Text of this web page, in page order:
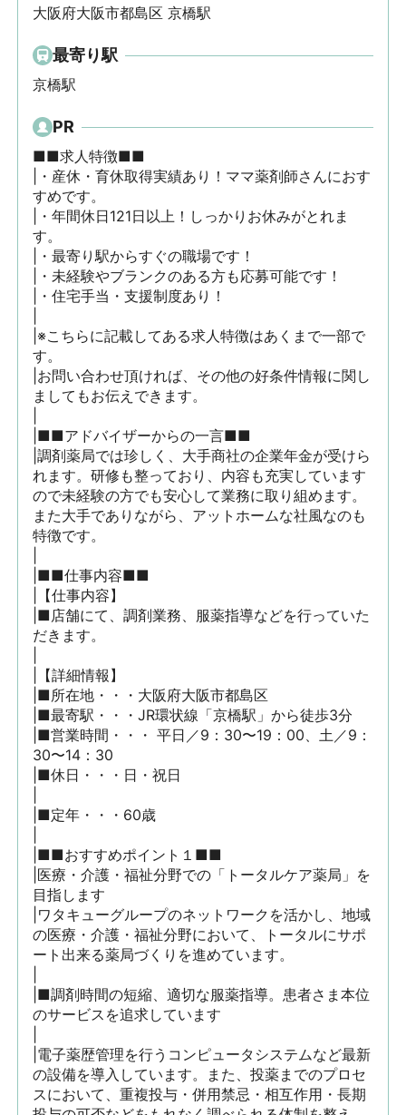
大阪府大阪市都島区 京橋駅
最寄り駅
京橋駅
PR
■■求人特徴■■
|・産休・育休取得実績あり！ママ薬剤師さんにおす
すめです。
|・年間休日121日以上！しっかりお休みがとれま
す。
|・最寄り駅からすぐの職場です！
|・未経験やブランクのある方も応募可能です！
|・住宅手当・支援制度あり！
|※こちらに記載してある求人特徴はあくまで一部で
す。
|お問い合わせ頂ければ、その他の好条件情報に関し
ましてもお伝えできます。
|■■アドバイザーからの一言■■
|調剤薬局では珍しく、大手商社の企業年金が受けら
れます。研修も整っており、内容も充実しています
ので未経験の方でも安心して業務に取り組めます。
また大手でありながら、アットホームな社風なのも
特徴です。
|■■仕事内容■■
|【仕事内容】
|■店舗にて、調剤業務、服薬指導などを行っていた
だきます。
|【詳細情報】
|■所在地・・・大阪府大阪市都島区
|■最寄駅・・・JR環状線「京橋駅」から徒歩3分
|■営業時間・・・ 平日／9：30〜19：00、土／9：
30〜14：30
|■休日・・・日・祝日
|■定年・・・60歳
|■■おすすめポイント１■■
|医療・介護・福祉分野での「トータルケア薬局」を
目指します
|ワタキューグループのネットワークを活かし、地域
の医療・介護・福祉分野において、トータルにサポ
ート出来る薬局づくりを進めています。
|■調剤時間の短縮、適切な服薬指導。患者さま本位
のサービスを追求しています
|電子薬歴管理を行うコンピュータシステムなど最新
の設備を導入しています。また、投薬までのプロセ
スにおいて、重複投与・併用禁忌・相互作用・長期